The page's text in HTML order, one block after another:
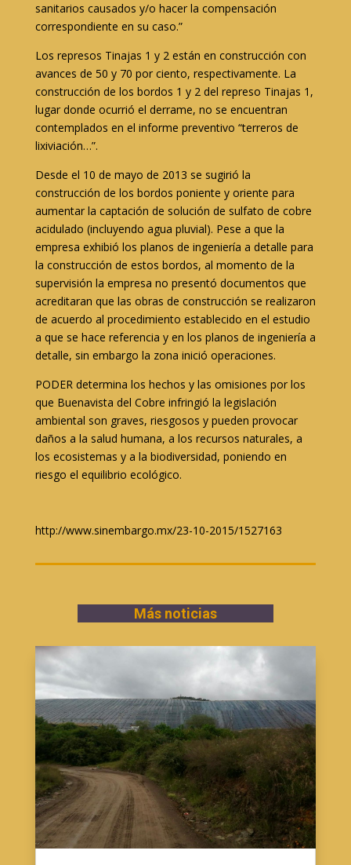
sanitarios causados y/o hacer la compensación
correspondiente en su caso.”
Los represos Tinajas 1 y 2 están en construcción con
avances de 50 y 70 por ciento, respectivamente. La
construcción de los bordos 1 y 2 del represo Tinajas 1,
lugar donde ocurrió el derrame, no se encuentran
contemplados en el informe preventivo “terreros de
lixiviación…”.
Desde el 10 de mayo de 2013 se sugirió la
construcción de los bordos poniente y oriente para
aumentar la captación de solución de sulfato de cobre
acidulado (incluyendo agua pluvial). Pese a que la
empresa exhibió los planos de ingeniería a detalle para
la construcción de estos bordos, al momento de la
supervisión la empresa no presentó documentos que
acreditaran que las obras de construcción se realizaron
de acuerdo al procedimiento establecido en el estudio
a que se hace referencia y en los planos de ingeniería a
detalle, sin embargo la zona inició operaciones.
PODER determina los hechos y las omisiones por los
que Buenavista del Cobre infringió la legislación
ambiental son graves, riesgosos y pueden provocar
daños a la salud humana, a los recursos naturales, a
los ecosistemas y a la biodiversidad, poniendo en
riesgo el equilibrio ecológico.
http://www.sinembargo.mx/23-10-2015/1527163
Más noticias